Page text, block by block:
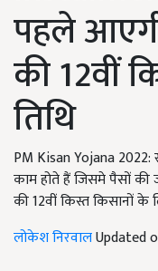
पहले
की 12वीं
तिथि
PM Kisan Yojana
काम होते हैं जिसमे पैसों की
की 12वीं किस्त किसानों के
लोकेश निरवालUpdated